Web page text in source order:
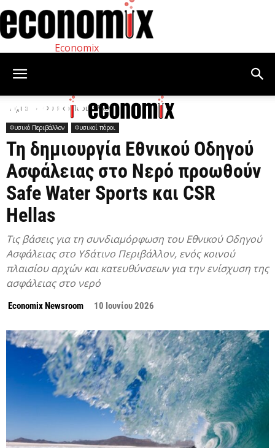
Economix
Αρχική Φυσικό Περιβάλλον
Φυσικό Περιβάλλον Φυσικοί πόροι
Τη δημιουργία Εθνικού Οδηγού
Ασφάλειας στο Νερό προωθούν
Safe Water Sports και CSR
Hellas
Τις βάσεις για τη συνδιαμόρφωση του Εθνικού Οδηγού
Ασφάλειας στο Υδάτινο Περιβάλλον, ενός κοινού
πλαισίου αρχών και κατευθύνσεων για την ενίσχυση της
ασφάλειας στο νερό
Economix Newsroom 10 Ιουνίου 2026